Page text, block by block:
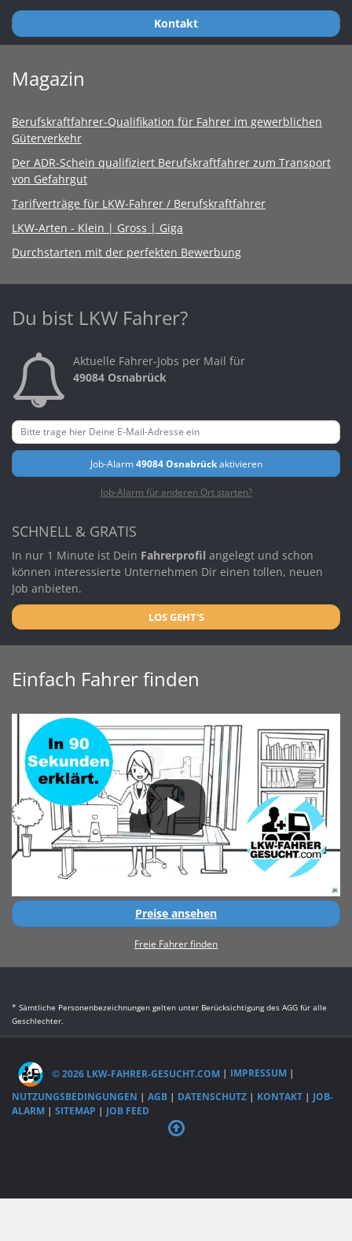
Kontakt
Magazin
Berufskraftfahrer-Qualifikation für Fahrer im gewerblichen
Güterverkehr
Der ADR-Schein qualifiziert Berufskraftfahrer zum Transport
von Gefahrgut
Tarifverträge für LKW-Fahrer / Berufskraftfahrer
LKW-Arten - Klein | Gross | Giga
Durchstarten mit der perfekten Bewerbung
Du bist LKW Fahrer?
Aktuelle Fahrer-Jobs per Mail für
49084 Osnabrück
Job-Alarm49084 Osnabrückaktivieren
Job-Alarm für anderen Ort starten?
SCHNELL & GRATIS
In nur 1 Minute ist Dein Fahrerprofil angelegt und schon
können interessierte Unternehmen Dir einen tollen, neuen
Job anbieten.
LOS GEHT'S
Einfach Fahrer finden
Preise ansehen
Freie Fahrer finden
* Sämtliche Personenbezeichnungen gelten unter Berücksichtigung des AGG für alle
Geschlechter.
© 2026 LKW-FAHRER-GESUCHT.COM | IMPRESSUM |
NUTZUNGSBEDINGUNGEN | AGB | DATENSCHUTZ | KONTAKT | JOB-
ALARM | SITEMAP | JOB FEED